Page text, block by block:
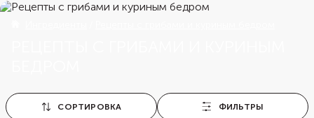
СОРТИРОВКА ФИЛЬТРЫ